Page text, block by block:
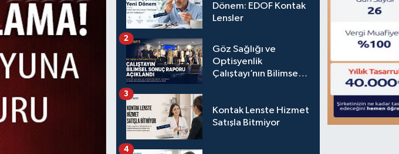
Dönem: EDOF Kontak
Lensler
Göz Sağlığı ve
Optisyenlik
Çalıştayı’nın Bilimsel
2
Kontak Lenste Hizmet
Satışla Bitmiyor
3
4